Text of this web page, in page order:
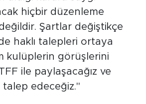
hiçbir düzenleme
Şartlar değiştikçe
haklı talepleri ortaya
kulüplerin görüşlerini
ile paylaşacağız ve
edeceğiz."